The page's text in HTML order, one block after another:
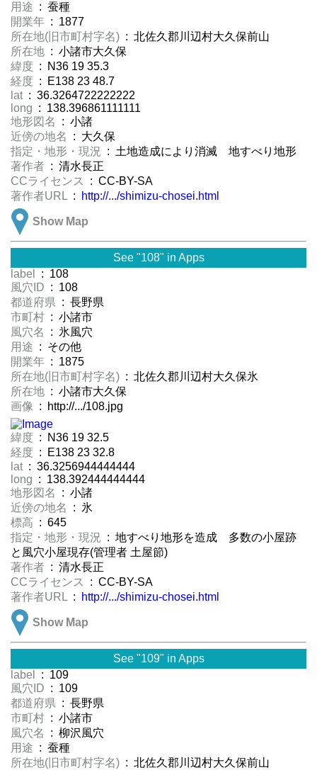
用途 : 蚕種
開業年 : 1877
所在地(旧市町村字名) : 北佐久郡川辺村大久保前山
所在地 : 小諸市大久保
緯度 : N36 19 35.3
経度 : E138 23 48.7
lat : 36.3264722222222
long : 138.396861111111
地形図名
: 小諸
近傍の地名
: 大久保
指定・地形・現況
: 土地造成により消滅 地すべり地形
著作者 : 清水長正
CCライセンス
: CC-BY-SA
著作者URL : http://.../shimizu-chosei.html
Show Map
See "108" in Apps
label
: 108
風穴ID : 108
都道府県 : 長野県
市町村 : 小諸市
風穴名
: 氷風穴
用途 : その他
開業年 : 1875
所在地(旧市町村字名) : 北佐久郡川辺村大久保氷
所在地 : 小諸市大久保
画像
: http://.../108.jpg
緯度 : N36 19 32.5
経度 : E138 23 32.8
lat : 36.3256944444444
long : 138.392444444444
地形図名
: 小諸
近傍の地名
: 氷
標高 : 645
指定・地形・現況
: 地すべり地形を造成 多数の小屋跡
と風穴小屋現存(管理者 土屋節)
著作者 : 清水長正
CCライセンス
: CC-BY-SA
著作者URL : http://.../shimizu-chosei.html
Show Map
See "109" in Apps
label
: 109
風穴ID : 109
都道府県 : 長野県
市町村 : 小諸市
風穴名
: 柳沢風穴
用途 : 蚕種
所在地(旧市町村字名) : 北佐久郡川辺村大久保前山